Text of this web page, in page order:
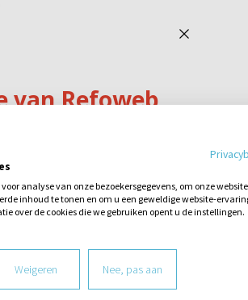
analyse van onze bezoekersgegevens, om onze
inhoud te tonen en om u een geweldige website-
over de cookies die we gebruiken opent u de instellingen.
Weigeren Nee, pas aan